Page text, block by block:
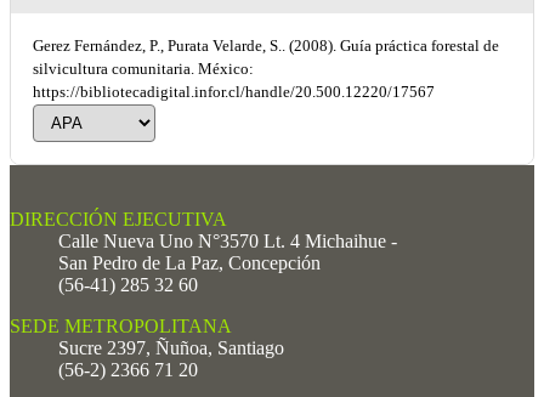
Gerez Fernández, P., Purata Velarde, S.. (2008). Guía práctica forestal de
silvicultura comunitaria. México:
https://bibliotecadigital.infor.cl/handle/20.500.12220/17567
DIRECCIÓN EJECUTIVA
Calle Nueva Uno N°3570 Lt. 4 Michaihue -
San Pedro de La Paz, Concepción
(56-41) 285 32 60
SEDE METROPOLITANA
Sucre 2397, Ñuñoa, Santiago
(56-2) 2366 71 20